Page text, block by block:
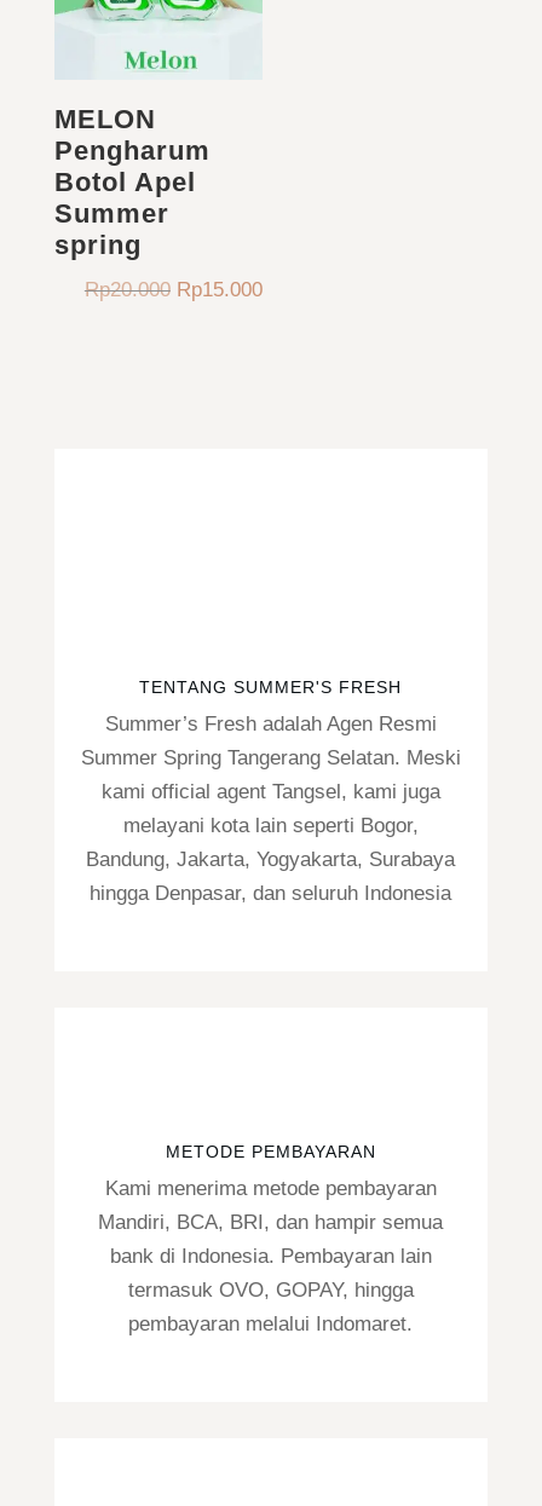
MELON
Pengharum
Botol Apel
Summer
spring
Rp20.000 Harga
Rp15.000Harga
TENTANG SUMMER'S FRESH
Summer’s Fresh adalah Agen Resmi
Summer Spring Tangerang Selatan. Meski
kami official agent Tangsel, kami juga
melayani kota lain seperti Bogor,
Bandung, Jakarta, Yogyakarta, Surabaya
hingga Denpasar, dan seluruh Indonesia
METODE PEMBAYARAN
Kami menerima metode pembayaran
Mandiri, BCA, BRI, dan hampir semua
bank di Indonesia. Pembayaran lain
termasuk OVO, GOPAY, hingga
pembayaran melalui Indomaret.